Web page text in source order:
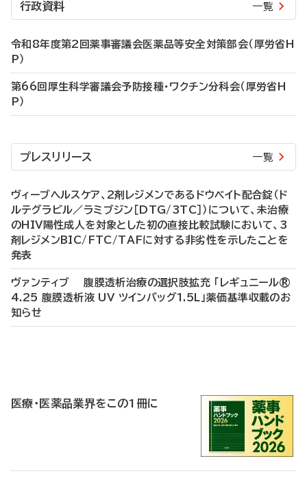
行政資料 一覧
令和8年度第2回薬事審議会医薬品等安全対策部会（厚労省H
P）
第66回厚生科学審議会予防接種・ワクチン分科会（厚労省H
P）
プレスリリース 一覧
ヴィーブヘルスケア、2剤レジメンであるドウベイト配合錠（ド
ルテグラビル／ラミブジン［DTG/3TC］）について、未治療
のHIV陽性成人を対象とした初の直接比較試験において、3
剤レジメンBIC/FTC/TAFに対する非劣性を示したことを
発表
ヴァンティブ 腹膜透析治療の選択肢拡充 「レギュニール®
4.25 腹膜透析液 UV ツインバッグ1.5L」薬価基準収載のお
知らせ
医療・医薬品業界をこの1冊に